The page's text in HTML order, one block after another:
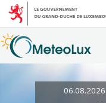
06.08.2026